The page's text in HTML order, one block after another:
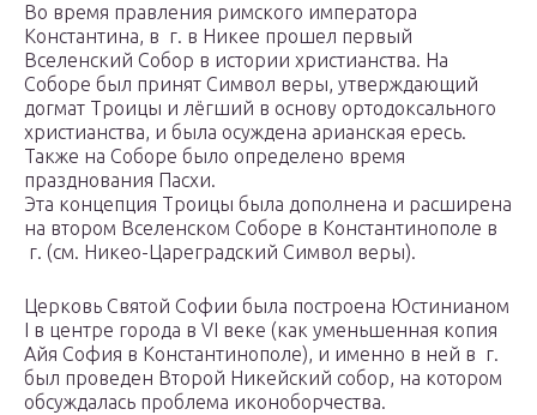
Во время правления римского императора
Константина, в г. в Никее прошел первый
Вселенский Собор в истории христианства. На
Соборе был принят Символ веры, утверждающий
догмат Троицы и лёгший в основу ортодоксального
христианства, и была осуждена арианская ересь.
Также на Соборе было определено время
празднования Пасхи.
Эта концепция Троицы была дополнена и расширена
на втором Вселенском Соборе в Константинополе в
г. (см. Никео-Цареградский Символ веры).
Церковь Святой Софии была построена Юстинианом
I в центре города в VI веке (как уменьшенная копия
Айя София в Константинополе), и именно в ней в г.
был проведен Второй Никейский собор, на котором
обсуждалась проблема иконоборчества.